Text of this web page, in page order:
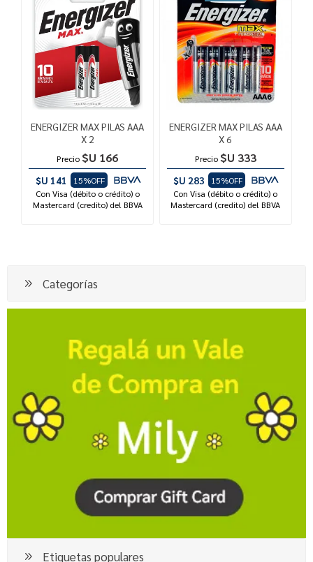
ENERGIZER MAX PILAS AAA
X 2
Precio $U 166
$U 141
15%OFF
Con Visa (débito o crédito) o
Mastercard (credito) del BBVA
ENERGIZER MAX PILAS AAA
X 6
Precio $U 333
$U 283
15%OFF
Con Visa (débito o crédito) o
Mastercard (credito) del BBVA
Categorías
Etiquetas populares